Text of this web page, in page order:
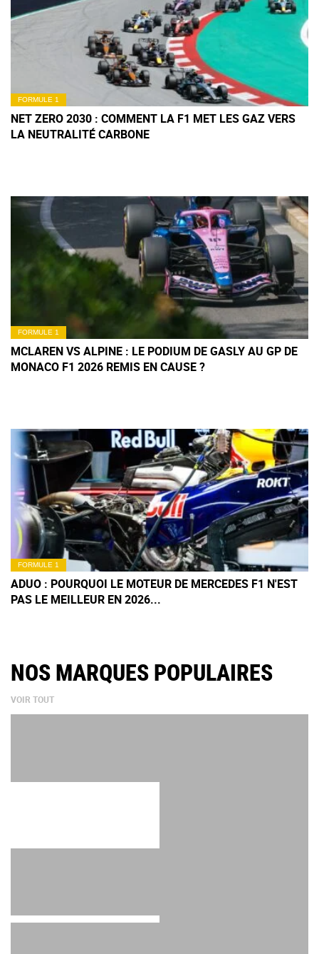
FORMULE 1
NET ZERO 2030 : COMMENT LA F1 MET LES GAZ VERS
LA NEUTRALITÉ CARBONE
FORMULE 1
MCLAREN VS ALPINE : LE PODIUM DE GASLY AU GP DE
MONACO F1 2026 REMIS EN CAUSE ?
FORMULE 1
ADUO : POURQUOI LE MOTEUR DE MERCEDES F1 N'EST
PAS LE MEILLEUR EN 2026...
NOS MARQUES POPULAIRES
VOIR TOUT